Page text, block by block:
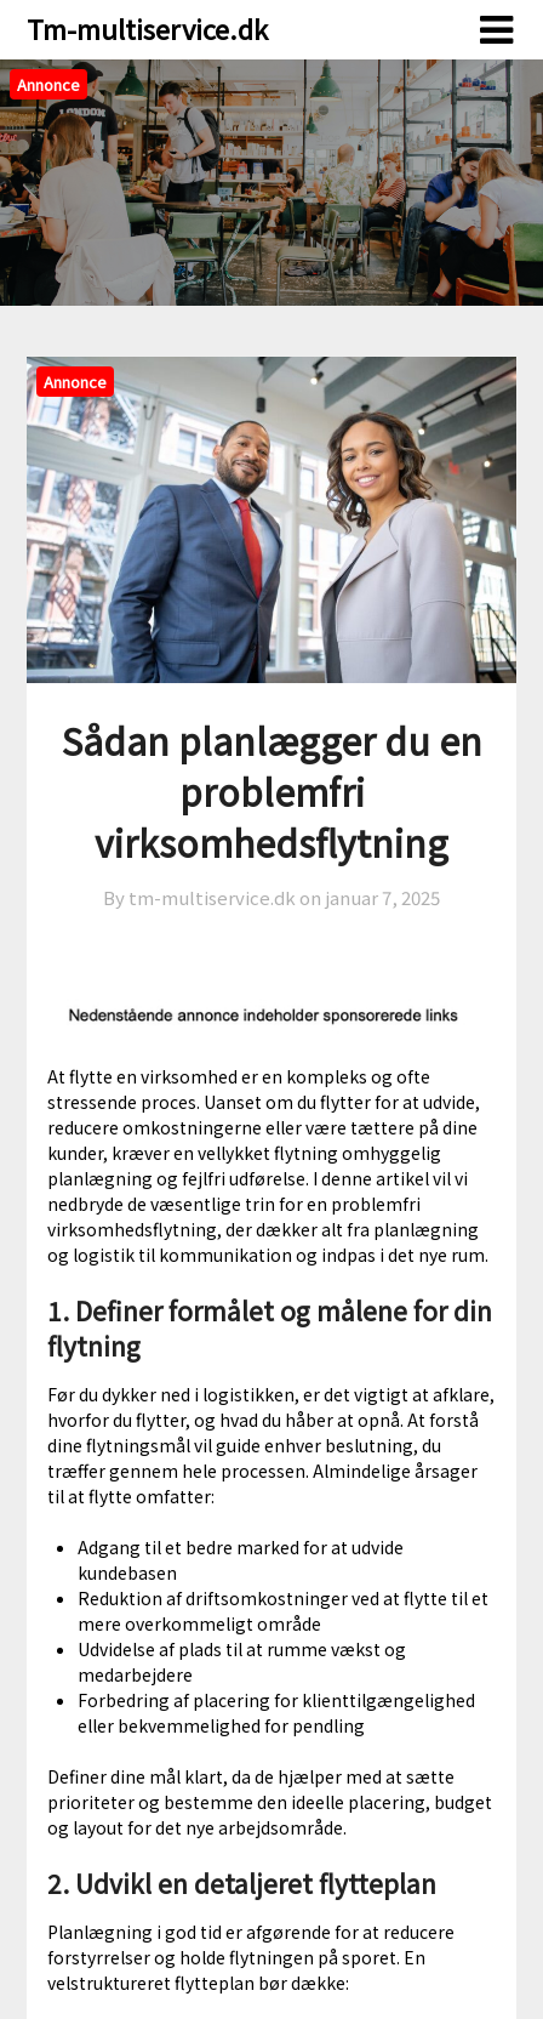
Skip
content
Skip
content
Tm-multiservice.dk
Annonce
Annonce
Sådan planlægger du en
problemfri
virksomhedsflytning
By tm-multiservice.dk on januar 7, 2025
At flytte en virksomhed er en kompleks og ofte
stressende proces. Uanset om du flytter for at udvide,
reducere omkostningerne eller være tættere på dine
kunder, kræver en vellykket flytning omhyggelig
planlægning og fejlfri udførelse. I denne artikel vil vi
nedbryde de væsentlige trin for en problemfri
virksomhedsflytning, der dækker alt fra planlægning
og logistik til kommunikation og indpas i det nye rum.
1. Definer formålet og målene for din
flytning
Før du dykker ned i logistikken, er det vigtigt at afklare,
hvorfor du flytter, og hvad du håber at opnå. At forstå
dine flytningsmål vil guide enhver beslutning, du
træffer gennem hele processen. Almindelige årsager
til at flytte omfatter:
Adgang til et bedre marked for at udvide
kundebasen
Reduktion af driftsomkostninger ved at flytte til et
mere overkommeligt område
Udvidelse af plads til at rumme vækst og
medarbejdere
Forbedring af placering for klienttilgængelighed
eller bekvemmelighed for pendling
Definer dine mål klart, da de hjælper med at sætte
prioriteter og bestemme den ideelle placering, budget
og layout for det nye arbejdsområde.
2. Udvikl en detaljeret flytteplan
Planlægning i god tid er afgørende for at reducere
forstyrrelser og holde flytningen på sporet. En
velstruktureret flytteplan bør dække: